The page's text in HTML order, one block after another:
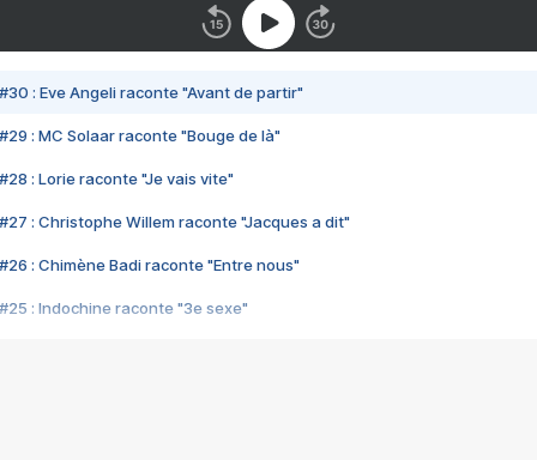
#30 : Eve Angeli raconte "Avant de partir"
#29 : MC Solaar raconte "Bouge de là"
#28 : Lorie raconte "Je vais vite"
#27 : Christophe Willem raconte "Jacques a dit"
#26 : Chimène Badi raconte "Entre nous"
#25 : Indochine raconte "3e sexe"